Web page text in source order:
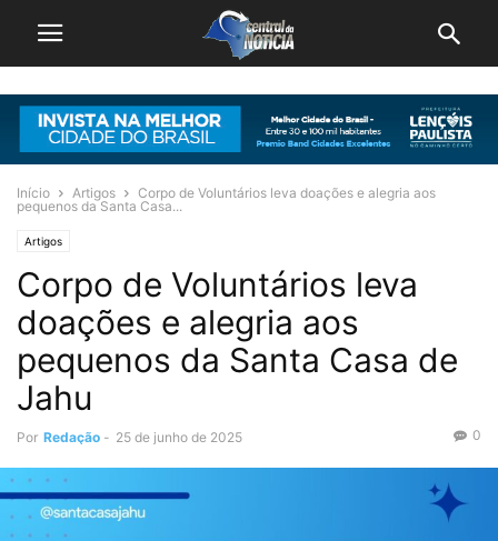
Início Artigos
Corpo de Voluntários leva doações e alegria aos
pequenos da Santa Casa...
Artigos
Corpo de Voluntários leva
doações e alegria aos
pequenos da Santa Casa de
Jahu
Por Redação - 25 de junho de 2025 0